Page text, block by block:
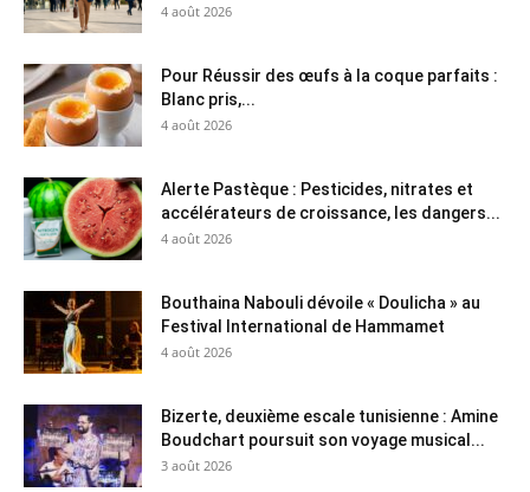
4 août 2026
Pour Réussir des œufs à la coque parfaits :
Blanc pris,...
4 août 2026
Alerte Pastèque : Pesticides, nitrates et
accélérateurs de croissance, les dangers...
4 août 2026
Bouthaina Nabouli dévoile « Doulicha » au
Festival International de Hammamet
4 août 2026
Bizerte, deuxième escale tunisienne : Amine
Boudchart poursuit son voyage musical...
3 août 2026